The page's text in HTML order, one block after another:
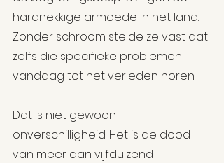
hardnekkige armoede in het land.
Zonder schroom stelde ze vast dat
zelfs die specifieke problemen
vandaag tot het verleden horen.
Dat is niet gewoon
onverschilligheid. Het is de dood
van meer dan vijfduizend